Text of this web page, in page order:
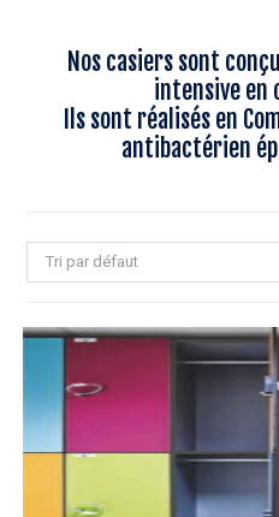
Nos casiers sont
intensive
Ils sont réalisés en
antibactérien
Tri par défaut